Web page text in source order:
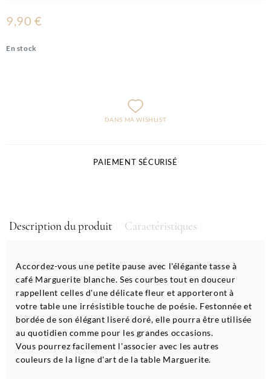
9,90 €
En stock
DANS MA WISHLIST
PAIEMENT SÉCURISÉ
Description du produit Caractéristiques
Accordez-vous une petite pause avec l'élégante tasse à
café Marguerite blanche. Ses courbes tout en douceur
rappellent celles d'une délicate fleur et apporteront à
votre table une irrésistible touche de poésie. Festonnée et
bordée de son élégant liseré doré, elle pourra être utilisée
au quotidien comme pour les grandes occasions.
Vous pourrez facilement l'associer avec les autres
couleurs de la ligne d'art de la table Marguerite.